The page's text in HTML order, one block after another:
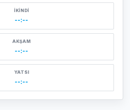
İKINDI
--:--
AKŞAM
--:--
YATSI
--:--